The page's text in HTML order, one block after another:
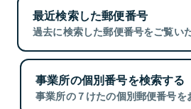
最近検索した郵便番号
過去に検索した郵便番号をご覧い
事業所の個別番号を検索する
事業所の７けたの個別郵便番号を